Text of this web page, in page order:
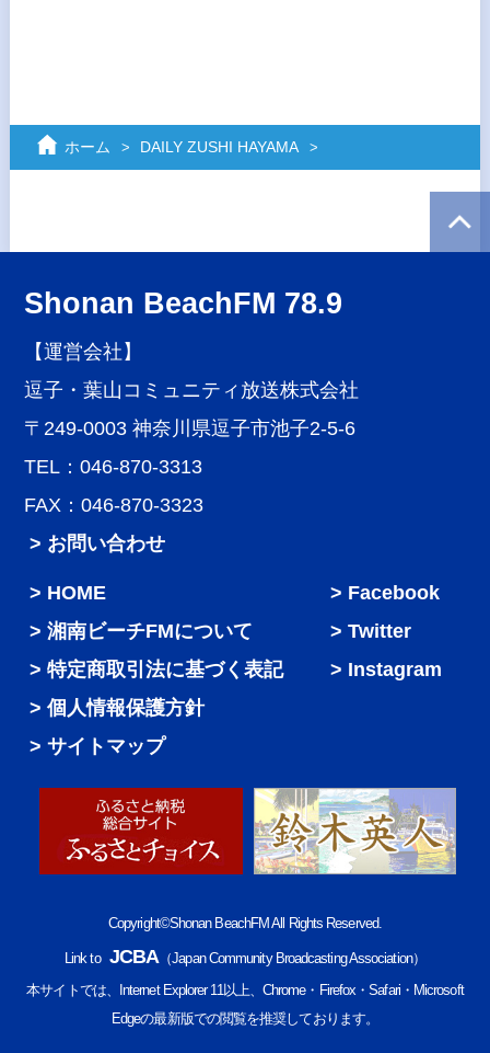
ホーム DAILY ZUSHI HAYAMA
Shonan BeachFM 78.9
【運営会社】
逗子・葉山コミュニティ放送株式会社
〒249-0003 神奈川県逗子市池子2-5-6
TEL：046-870-3313
FAX：046-870-3323
> お問い合わせ
HOME
湘南ビーチFMについて
特定商取引法に基づく表記
個人情報保護方針
サイトマップ
Facebook
Twitter
Instagram
Copyright©Shonan BeachFM All Rights Reserved.
Link to JCBA（Japan Community Broadcasting Association）
本サイトでは、Internet Explorer 11以上、Chrome・Firefox・Safari・Microsoft
Edgeの最新版での閲覧を推奨しております。